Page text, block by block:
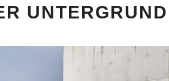
UNTERGRUND